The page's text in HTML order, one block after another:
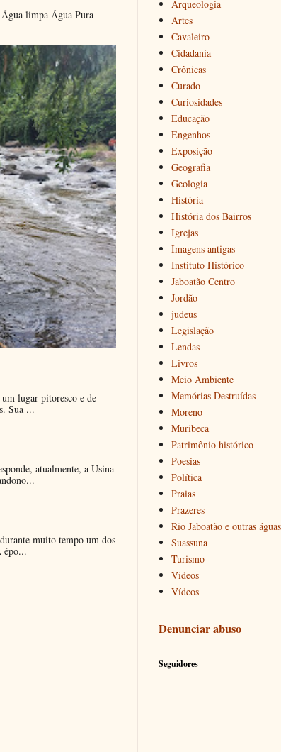
Água limpa Água Pura
lugar pitoresco e de
Sua ...
atualmente, a Usina
muito tempo um dos
épo...
Arqueologia
Artes
Cavaleiro
Cidadania
Crônicas
Curado
Curiosidades
Educação
Engenhos
Exposição
Geografia
Geologia
História
História dos Bairros
Igrejas
Imagens antigas
Instituto Histórico
Jaboatão Centro
Jordão
judeus
Legislação
Lendas
Livros
Meio Ambiente
Memórias Destruídas
Moreno
Muribeca
Patrimônio histórico
Poesias
Política
Praias
Prazeres
Rio Jaboatão e outras águas
Suassuna
Turismo
Videos
Vídeos
Denunciar abuso
Seguidores